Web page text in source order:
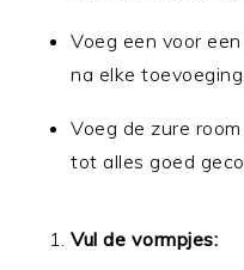
Voeg een voor
na elke toevoeging.
Voeg de zure
tot alles goed
Vul de vormpjes: